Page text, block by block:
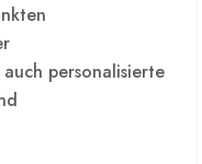
personalisierte